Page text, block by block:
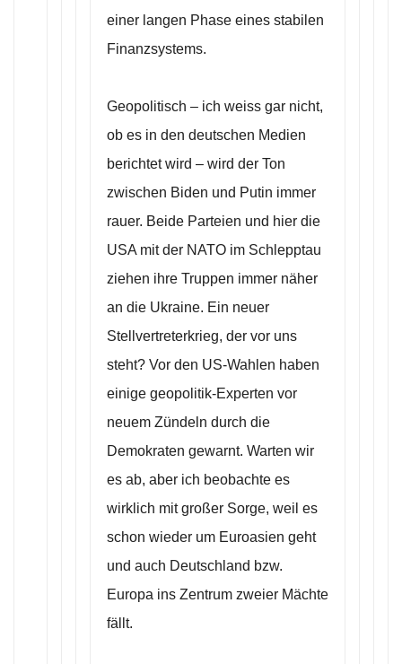
einer langen Phase eines stabilen
Finanzsystems.
Geopolitisch – ich weiss gar nicht,
ob es in den deutschen Medien
berichtet wird – wird der Ton
zwischen Biden und Putin immer
rauer. Beide Parteien und hier die
USA mit der NATO im Schlepptau
ziehen ihre Truppen immer näher
an die Ukraine. Ein neuer
Stellvertreterkrieg, der vor uns
steht? Vor den US-Wahlen haben
einige geopolitik-Experten vor
neuem Zündeln durch die
Demokraten gewarnt. Warten wir
es ab, aber ich beobachte es
wirklich mit großer Sorge, weil es
schon wieder um Euroasien geht
und auch Deutschland bzw.
Europa ins Zentrum zweier Mächte
fällt.